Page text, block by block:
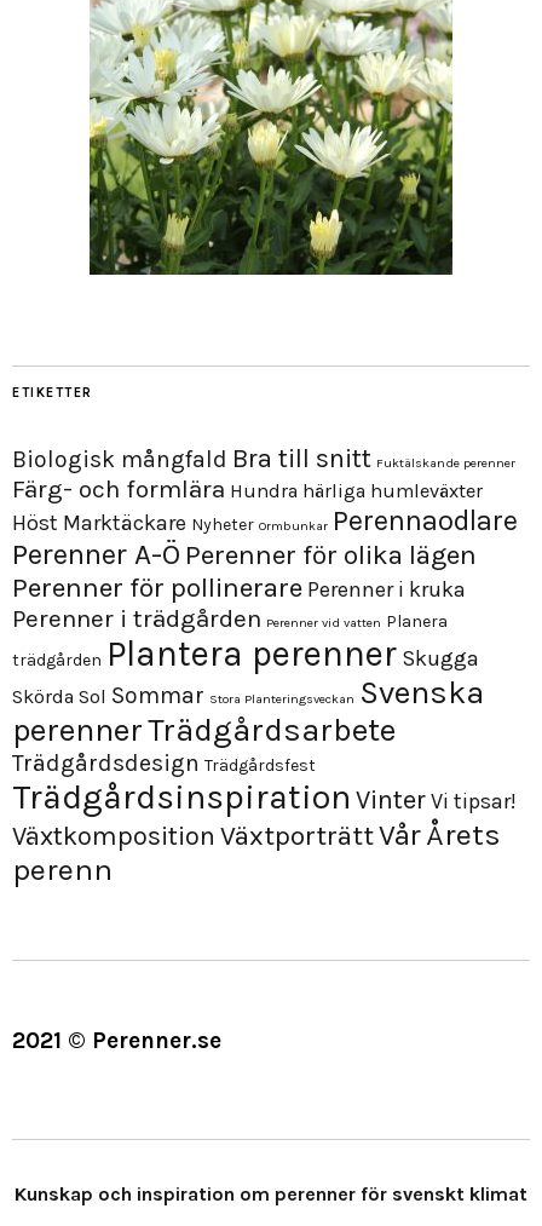
ETIKETTER
Biologisk mångfald Bra till snitt Fuktälskande perenner
Färg- och formlära Hundra härliga humleväxter
Höst Marktäckare Nyheter Ormbunkar Perennaodlare
Perenner A-Ö Perenner för olika lägen
Perenner för pollinerare Perenner i kruka
Perenner i trädgården Perenner vid vatten Planera
trädgården Plantera perenner Skugga
Skörda Sol Sommar Stora Planteringsveckan Svenska
perennerTrädgårdsarbete
Trädgårdsdesign Trädgårdsfest
Trädgårdsinspiration VinterVi tipsar!
Växtkomposition VäxtporträttVårÅrets
perenn
2021 © Perenner.se
Kunskap och inspiration om perenner för svenskt klimat